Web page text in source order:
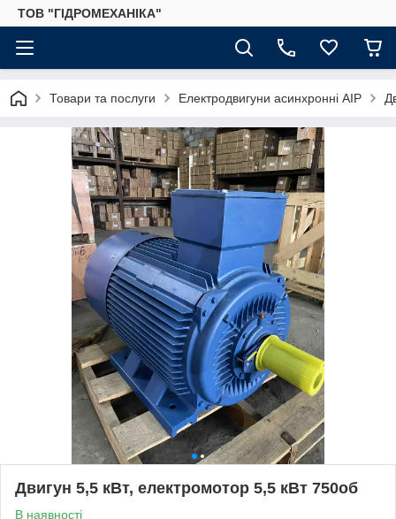
ТОВ "ГІДРОМЕХАНІКА"
Товари та послуги Електродвигуни асинхронні АІР
Двигун 5,5 кВт, електромотор 5,5 кВт 750об
В наявності